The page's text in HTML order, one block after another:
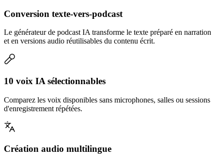
Conversion texte-vers-podcast
Le générateur de podcast IA transforme le texte préparé en narration
et en versions audio réutilisables du contenu écrit.
10 voix IA sélectionnables
Comparez les voix disponibles sans microphones, salles ou sessions
d'enregistrement répétées.
Création audio multilingue